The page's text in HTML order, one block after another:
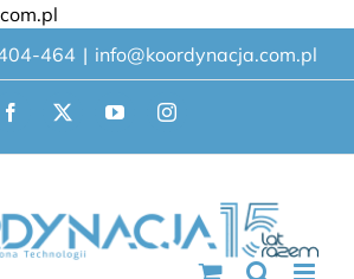
do
zawartości
464 | info@koordynacja.com.pl
Facebook
X YouTubeInstagram